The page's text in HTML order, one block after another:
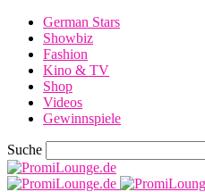
German Stars
Showbiz
Fashion
Kino & TV
Shop
Videos
Gewinnspiele
Suche